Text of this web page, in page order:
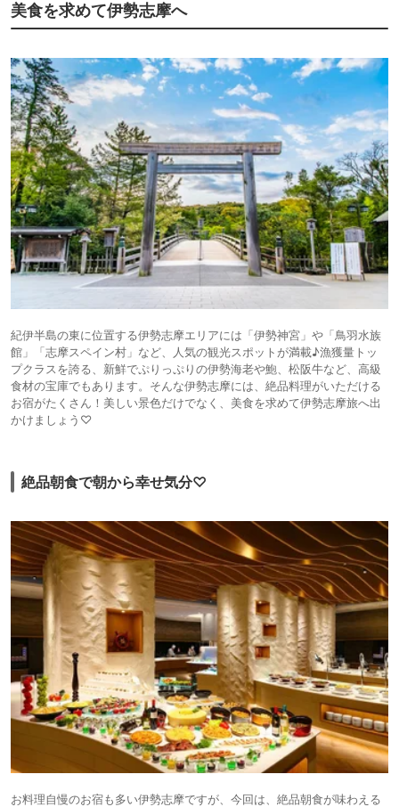
美食を求めて伊勢志摩へ
紀伊半島の東に位置する伊勢志摩エリアには「伊勢神宮」や「鳥羽水族
館」「志摩スペイン村」など、人気の観光スポットが満載♪漁獲量トッ
プクラスを誇る、新鮮でぷりっぷりの伊勢海老や鮑、松阪牛など、高級
食材の宝庫でもあります。そんな伊勢志摩には、絶品料理がいただける
お宿がたくさん！美しい景色だけでなく、美食を求めて伊勢志摩旅へ出
かけましょう♡
絶品朝食で朝から幸せ気分♡
お料理自慢のお宿も多い伊勢志摩ですが、今回は、絶品朝食が味わえる